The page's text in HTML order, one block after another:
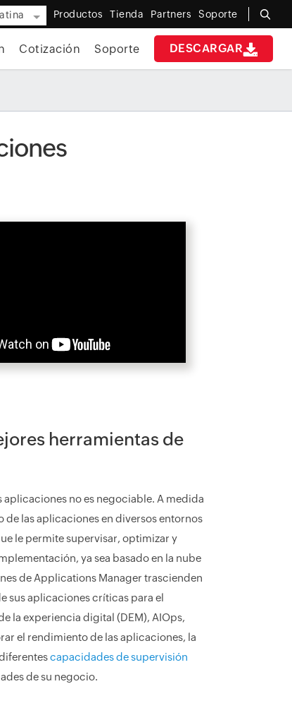
Productos Tienda Partners Soporte
DESCARGAR
Cotización Soporte
herramientas de
no es negociable. A medida
de las aplicaciones en diversos entornos
le permite supervisar, optimizar y
ya sea basado en la nube
de Applications Manager trascienden
sus aplicaciones críticas para el
la experiencia digital (DEM), AIOps,
el rendimiento de las aplicaciones, la
capacidades de supervisión
de su negocio.